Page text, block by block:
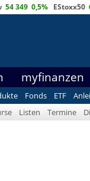
54 349 0,5% EStoxx50
myfinanzen
Fonds ETF
Listen Termine